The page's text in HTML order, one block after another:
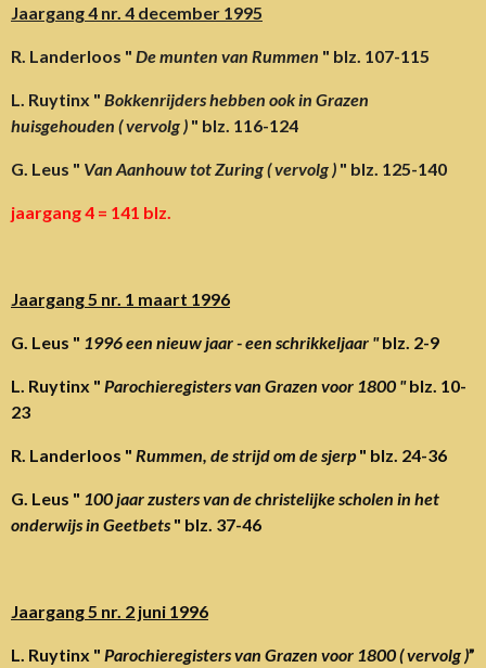
Jaargang 4 nr. 4 december 1995
R. Landerloos " De munten van Rummen " blz. 107-115
L. Ruytinx " Bokkenrijders hebben ook in Grazen
huisgehouden ( vervolg ) " blz. 116-124
G. Leus " Van Aanhouw tot Zuring ( vervolg ) " blz. 125-140
jaargang 4 = 141 blz.
Jaargang 5 nr. 1 maart 1996
G. Leus " 1996 een nieuw jaar - een schrikkeljaar "blz. 2-9
L. Ruytinx " Parochieregisters van Grazen voor 1800 "blz. 10-
23
R. Landerloos " Rummen, de strijd om de sjerp" blz. 24-36
G. Leus " 100 jaar zusters van de christelijke scholen in het
onderwijs in Geetbets " blz. 37-46
Jaargang 5 nr. 2 juni 1996
L. Ruytinx " Parochieregisters van Grazen voor 1800 ( vervolg )”